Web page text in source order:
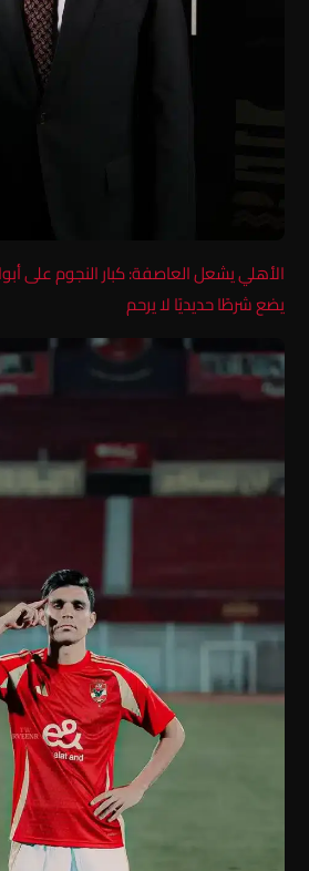
الأهلي يشعل العاصفة: كبار النجوم على
يضع شرطًا حديديًا لا يرحم